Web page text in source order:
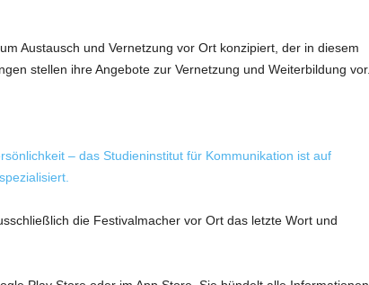
Austausch und Vernetzung vor Ort konzipiert, der in diesem
stellen ihre Angebote zur Vernetzung und Weiterbildung vor.
– das Studieninstitut für Kommunikation ist auf
die Festivalmacher vor Ort das letzte Wort und